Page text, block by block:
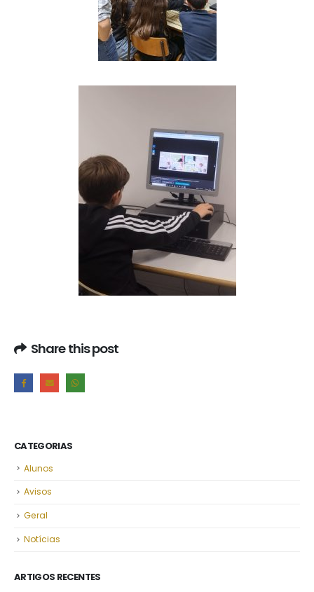
Share this post
CATEGORIAS
Alunos
Avisos
Geral
Notícias
ARTIGOS RECENTES